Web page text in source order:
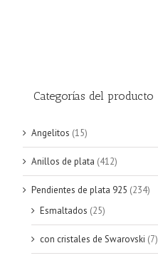
Categorías del producto
Angelitos (15)
Anillos de plata (412)
Pendientes de plata 925 (234)
Esmaltados (25)
con cristales de Swarovski (7)